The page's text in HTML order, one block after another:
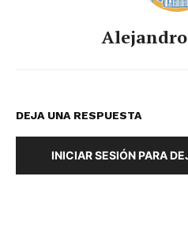
DEJA UNA RESPUESTA
INICIAR SESIÓN PARA